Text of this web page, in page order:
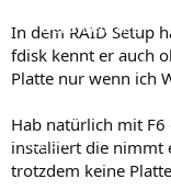
Neue Beiträge
Neueste
Regeln
In dem RAID Setup
fdisk kennt er auch
Platte nur wenn ich
Hab natürlich mit
installiert die nimmt
trotzdem keine